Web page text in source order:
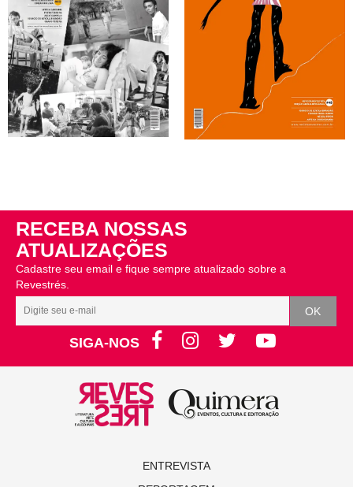
RECEBA NOSSAS
ATUALIZAÇÕES
Cadastre seu email e fique sempre atualizado sobre a
Revestrés.
SIGA-NOS
ENTREVISTA